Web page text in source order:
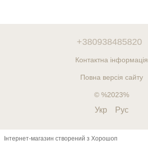
+380938485820
Контактна інформація
Повна версія сайту
© %2023%
Укр Рус
Інтернет-магазин створений з Хорошоп